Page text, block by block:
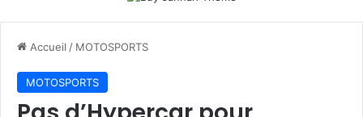
Accueil / MOTOSPORTS
MOTOSPORTS